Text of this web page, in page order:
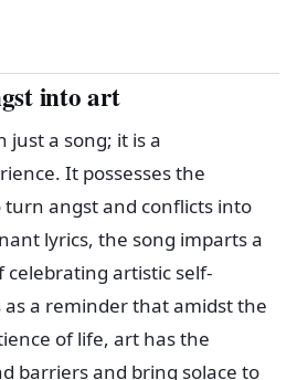
into art
just a song; it is a
It possesses the
angst and conflicts into
lyrics, the song imparts a
celebrating artistic self-
as a reminder that amidst the
of life, art has the
barriers and bring solace to